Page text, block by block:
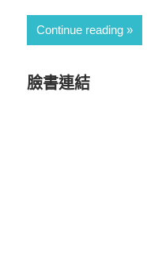
Continue reading
臉書連結